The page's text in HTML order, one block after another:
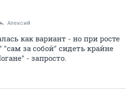
Алексий
как вариант - но при росте
"сам за собой" сидеть крайне
- запросто.